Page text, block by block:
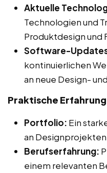
Aktuelle
Technologien und
Produktdesign und
Software-
kontinuierlichen
an neue Design-
Praktische Erfahrung
Portfolio: Ein
an
Berufserfahrung:
einem relevanten